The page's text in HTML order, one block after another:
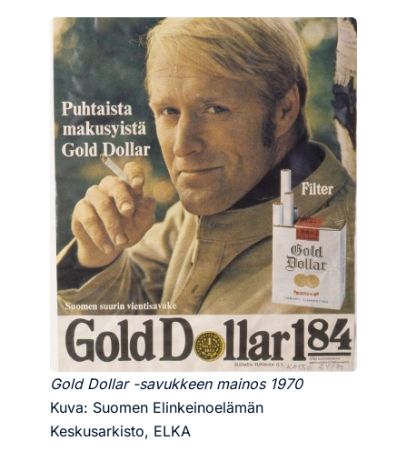
Gold Dollar -savukkeen mainos 1970
Kuva: Suomen Elinkeinoelämän
Keskusarkisto, ELKA